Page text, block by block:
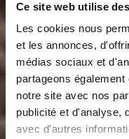
Ce site web utilise
Les cookies nous
et les annonces,
médias sociaux et
partageons
notre site avec nos
publicité et d'analyse,
avec d'autres